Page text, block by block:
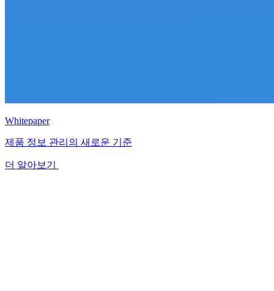
Whitepaper
제품 정보 관리의 새로운 기준
더 알아보기